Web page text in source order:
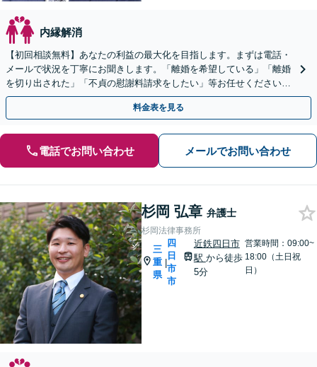
内縁解消
【初回相談無料】あなたの利益の最大化を目指します。まずは電話・
メールで状況を丁寧にお聞きします。「離婚を希望している」「離婚
を切り出された」「不貞の慰謝料請求をしたい」等お任せください。
【リーズナブルな料金設定】
料金表を見る
電話でお問い合わせ メールでお問い合わせ
杉岡 弘章 弁護士
杉岡法律事務所
三
重
県
|
四
日
市
市
近鉄四日市
駅 から徒歩
5分
営業時間：09:00~
18:00（土日祝
日）